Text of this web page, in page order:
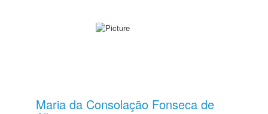
Maria da Consolação Fonseca de